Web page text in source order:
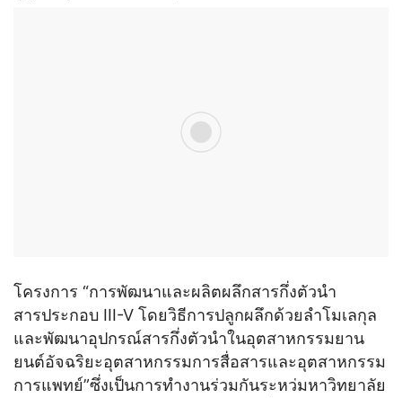
โครงการ “การพัฒนาและผลิตผลึกสารกึ่งตัวนำ
สารประกอบ III-V โดยวิธีการปลูกผลึกด้วยลำโมเลกุล
และพัฒนาอุปกรณ์สารกึ่งตัวนำในอุตสาหกรรมยาน
ยนต์อัจฉริยะอุตสาหกรรมการสื่อสารและอุตสาหกรรม
การแพทย์”ซึ่งเป็นการทำงานร่วมกันระหว่มหาวิทยาลัย